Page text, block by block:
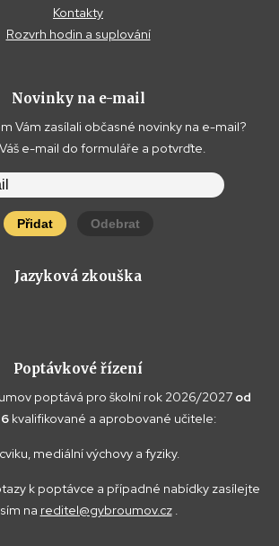
Kontakty
Rozvrh hodin a suplování
Novinky na e-mail
Vám zasílali občasné novinky na e-mail?
e-mail do formuláře a potvrďte.
Přidat Odebrat
Jazyková zkouška
Poptávkové řízení
poptává pro školní rok 2026/2027 od
kvalifikované a aprobované učitele:
mediální výchovy a fyziky.
k poptávce a případné nabídky zasílejte
na reditel@gybroumov.cz.